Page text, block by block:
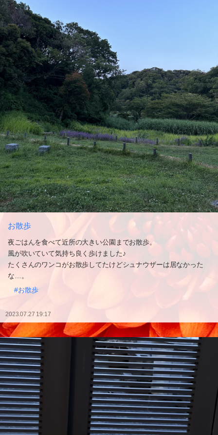
お散歩
夜ごはんを食べて近所の大きい公園までお散歩。
風が吹いていて気持ち良く歩けました♪
たくさんのワンコがお散歩してたけどシュナウザーは居なかった
な…。
#お散歩
2023.07.27 19:17